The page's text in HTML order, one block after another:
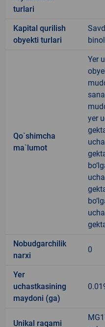
turlari
Kapital qurilish
obyekti turlari
Qo`shimcha
ma`lumot
Yer
yer
Nobudgarchilik
narxi
0
Yer
uchastkasining
maydoni (ga)
Unikal raqami